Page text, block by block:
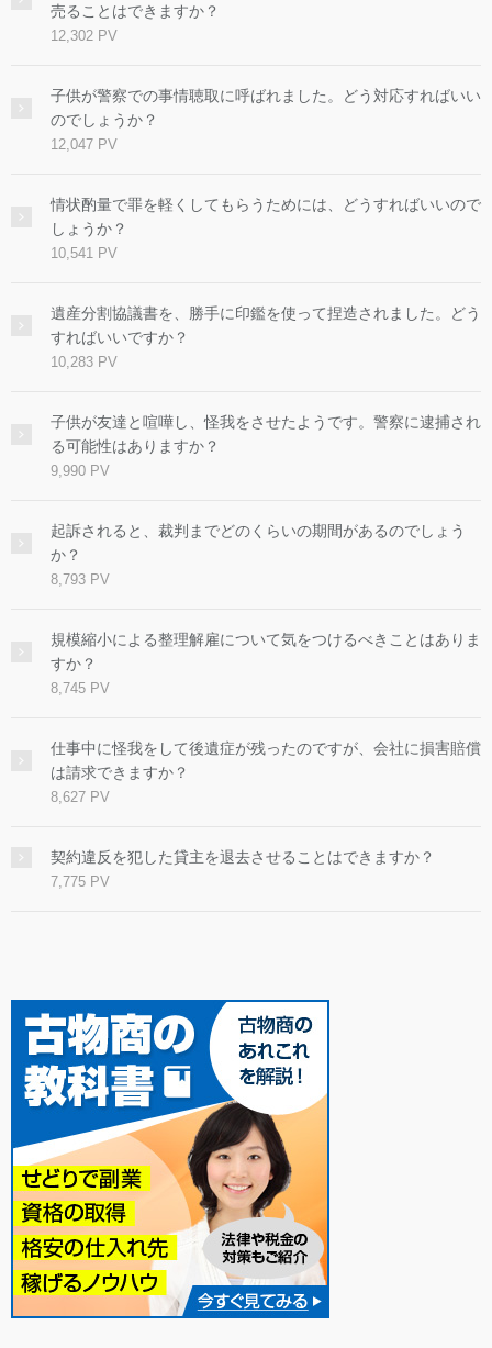
売ることはできますか？
12,302 PV
子供が警察での事情聴取に呼ばれました。どう対応すればいい
のでしょうか？
12,047 PV
情状酌量で罪を軽くしてもらうためには、どうすればいいので
しょうか？
10,541 PV
遺産分割協議書を、勝手に印鑑を使って捏造されました。どう
すればいいですか？
10,283 PV
子供が友達と喧嘩し、怪我をさせたようです。警察に逮捕され
る可能性はありますか？
9,990 PV
起訴されると、裁判までどのくらいの期間があるのでしょう
か？
8,793 PV
規模縮小による整理解雇について気をつけるべきことはありま
すか？
8,745 PV
仕事中に怪我をして後遺症が残ったのですが、会社に損害賠償
は請求できますか？
8,627 PV
契約違反を犯した貸主を退去させることはできますか？
7,775 PV